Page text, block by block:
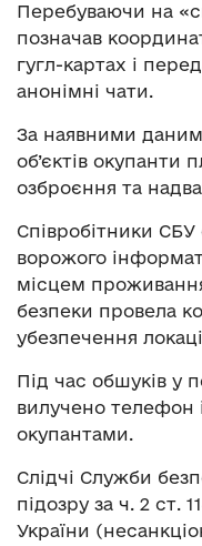
Перебуваючи на
позначав
гугл-картах і
анонімні чати.
За наявними
об’єктів окупанти
озброєння та
Співробітники
ворожого
місцем
безпеки провела
убезпечення
Під час обшуків у
вилучено телефон
окупантами.
Слідчі Служби
підозру за ч. 2 ст.
України